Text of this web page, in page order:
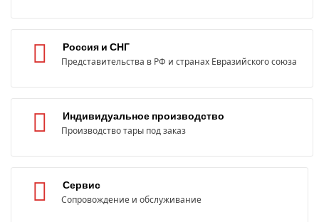
Россия и СНГ
Представительства в РФ и странах Евразийского союза
Индивидуальное производство
Производство тары под заказ
Сервис
Сопровождение и обслуживание